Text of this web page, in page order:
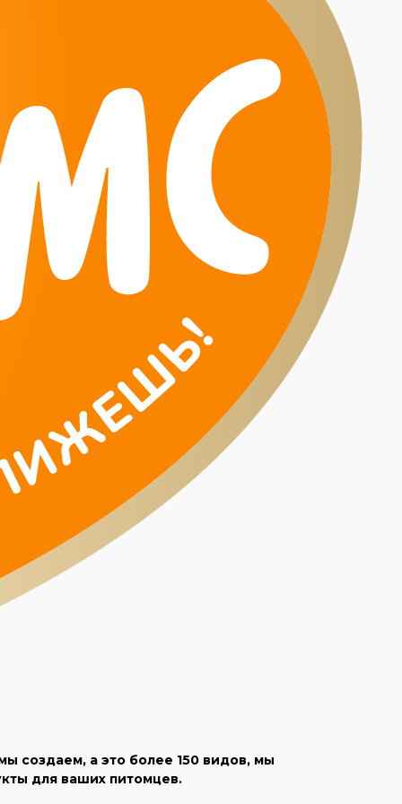
создаем, а это более 150 видов, мы
для ваших питомцев.